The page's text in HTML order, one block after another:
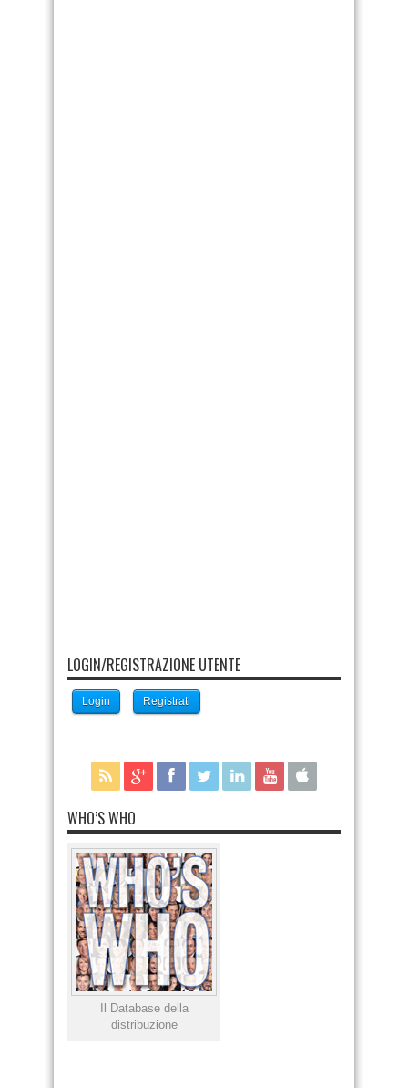
LOGIN/REGISTRAZIONE UTENTE
Login Registrati
WHO’S WHO
Il Database della
distribuzione